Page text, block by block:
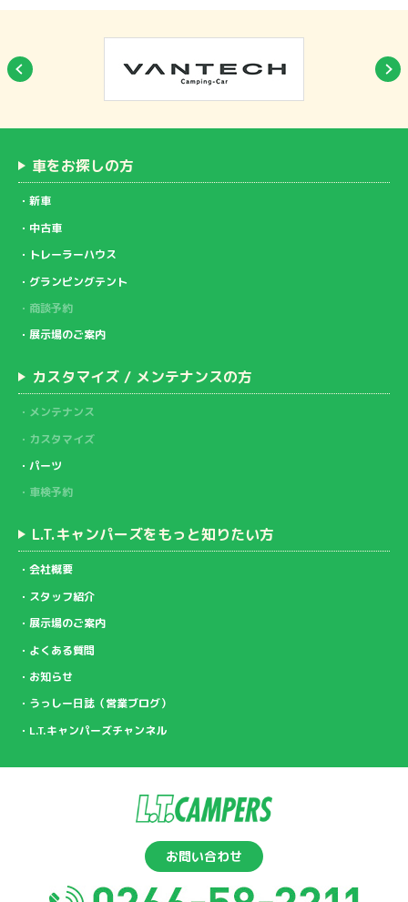
車をお探しの方
新車
中古車
トレーラーハウス
グランピングテント
商談予約
展示場のご案内
カスタマイズ / メンテナンスの方
メンテナンス
カスタマイズ
パーツ
車検予約
L.T.キャンパーズをもっと知りたい方
会社概要
スタッフ紹介
展示場のご案内
よくある質問
お知らせ
うっしー日誌（営業ブログ）
L.T.キャンパーズチャンネル
お問い合わせ